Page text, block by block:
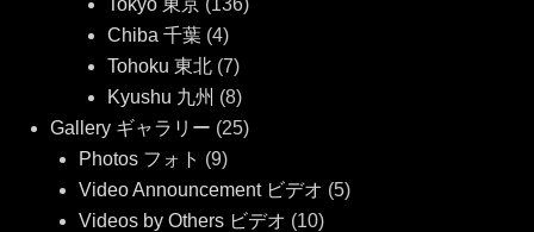
Chiba 千葉(4)
Tohoku 東北(7)
Kyushu 九州 (8)
Gallery ギャラリー (25)
Photos フォト (9)
Video Announcement ビデオ (5)
Videos by Others ビデオ (10)